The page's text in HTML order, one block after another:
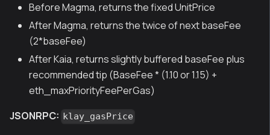
Before Magma, returns the fixed UnitPrice
After Magma, returns the twice of next baseFee
(2*baseFee)
After Kaia, returns slightly buffered baseFee plus
recommended tip (BaseFee * (1.10 or 1.15) +
eth_maxPriorityFeePerGas)
JSONRPC: klay_gasPrice